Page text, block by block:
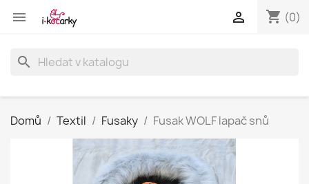
 shopping_cart (0)

search
Domů Textil Fusaky Fusak WOLF lapač snů